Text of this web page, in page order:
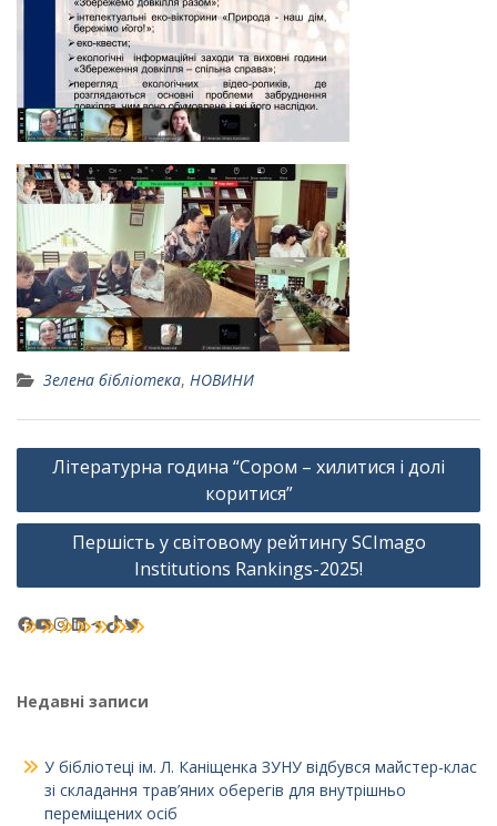
Зелена бібліотека, НОВИНИ
Навігація
Літературна година “Сором – хилитися і долі
коритися”
Першість у світовому рейтингу SCImago
Institutions Rankings-2025!
Facebook
YouTube
Instagram
LinkedIn
Telegram
TikTok
Twitter
Недавні записи
У бібліотеці ім. Л. Каніщенка ЗУНУ відбувся майстер-клас
зі складання трав’яних оберегів для внутрішньо
переміщених осіб